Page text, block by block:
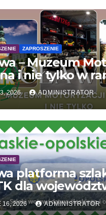
ZAPROSZENIE
– Muzeum
i nie tylko w
z PTTK’
2026 ADMINISTRATOR
platforma
dla
i
16, 2026 ADMINISTRATOR